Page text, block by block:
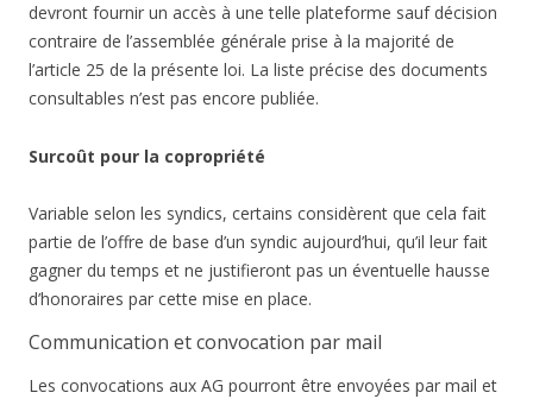
devront fournir un accès à une telle plateforme sauf décision
contraire de l’assemblée générale prise à la majorité de
l’article 25 de la présente loi. La liste précise des documents
consultables n’est pas encore publiée.
Surcoût pour la copropriété
Variable selon les syndics, certains considèrent que cela fait
partie de l’offre de base d’un syndic aujourd’hui, qu’il leur fait
gagner du temps et ne justifieront pas un éventuelle hausse
d’honoraires par cette mise en place.
Communication et convocation par mail
Les convocations aux AG pourront être envoyées par mail et